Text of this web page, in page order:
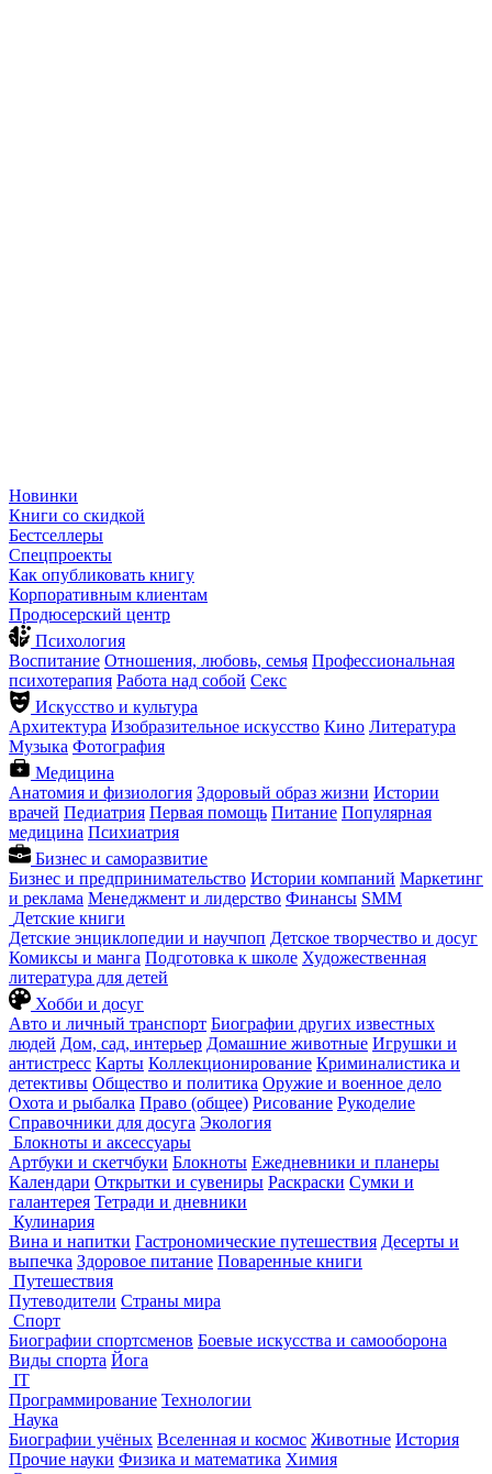
Новинки
Книги со скидкой
Бестселлеры
Спецпроекты
Как опубликовать книгу
Корпоративным клиентам
Продюсерский центр
Психология
Воспитание Отношения, любовь, семья Профессиональная
психотерапия Работа над собой Секс
Искусство и культура
Архитектура Изобразительное искусство Кино Литература
Музыка Фотография
Медицина
Анатомия и физиология Здоровый образ жизни Истории
врачей Педиатрия Первая помощь Питание Популярная
медицина Психиатрия
Бизнес и саморазвитие
Бизнес и предпринимательство Истории компаний Маркетинг
и реклама Менеджмент и лидерство Финансы SMM
Детские книги
Детские энциклопедии и научпоп Детское творчество и досуг
Комиксы и манга Подготовка к школе Художественная
литература для детей
Хобби и досуг
Авто и личный транспорт Биографии других известных
людей Дом, сад, интерьер Домашние животные Игрушки и
антистресс Карты Коллекционирование Криминалистика и
детективы Общество и политика Оружие и военное дело
Охота и рыбалка Право (общее) Рисование Рукоделие
Справочники для досуга Экология
Блокноты и аксессуары
Артбуки и скетчбуки Блокноты Ежедневники и планеры
Календари Открытки и сувениры Раскраски Сумки и
галантерея Тетради и дневники
Кулинария
Вина и напитки Гастрономические путешествия Десерты и
выпечка Здоровое питание Поваренные книги
Путешествия
Путеводители Страны мира
Спорт
Биографии спортсменов Боевые искусства и самооборона
Виды спорта Йога
IT
Программирование Технологии
Наука
Биографии учёных Вселенная и космос Животные История
Прочие науки Физика и математика Химия